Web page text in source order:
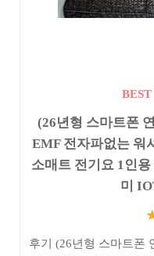
(26년형 스마트폰
EMF 전자파없는 워
소매트 전기요 1인
미
후기 (26년형 스마트폰